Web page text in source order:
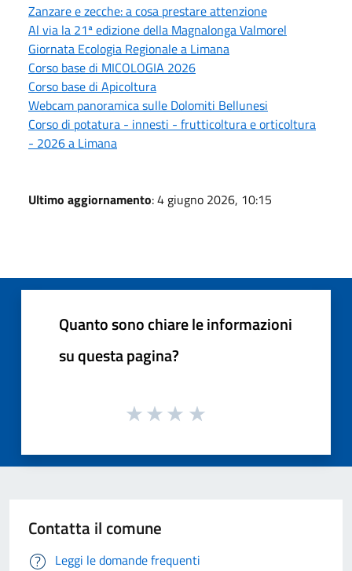
Zanzare e zecche: a cosa prestare attenzione
Al via la 21ª edizione della Magnalonga Valmorel
Giornata Ecologia Regionale a Limana
Corso base di MICOLOGIA 2026
Corso base di Apicoltura
Webcam panoramica sulle Dolomiti Bellunesi
Corso di potatura - innesti - frutticoltura e orticoltura
- 2026 a Limana
Ultimo aggiornamento: 4 giugno 2026, 10:15
Quanto sono chiare le informazioni
su questa pagina?
Contatta il comune
Leggi le domande frequenti